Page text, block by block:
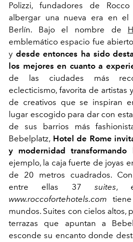
Polizzi, fundadores de
albergar una nueva era en el
Berlín. Bajo el nombre de
emblemático espacio fue
y desde entonces ha sido
los mejores en cuanto a
de las ciudades más
eclecticismo, favorita de artistas
de creativos que se inspiran
lugar escogido para dar con
de sus barrios más
Bebelplatz, Hotel de Rome
y modernidad transformando
ejemplo, la caja fuerte de joyas
de 20 metros cuadrados.
entre ellas 37 suites,
www.roccofortehotels.com
mundos. Suites con cielos altos,
terrazas que apuntan a
esconde su encanto donde